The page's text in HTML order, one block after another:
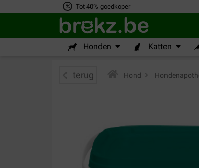
Tot 40% goedkoper
Honden Katten
terug Hond